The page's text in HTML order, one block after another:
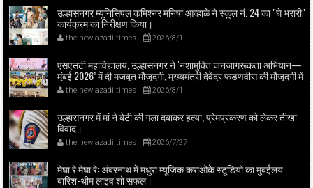
उल्हासनगर म्यूनिसिपल कमिश्नर मनिषा आव्हाळे ने स्कूल नं. 24 का "घे भरारी"
कार्यक्रम का निरीक्षण किया।
the new azadi times 2026/8/1
एसएसटी महाविद्यालय, उल्हासनगर ने ‘नशामुक्ति जनजागरूकता अभियान—
मुंबई 2026’ में दी मजबूत मौजूदगी, मुख्यमंत्री देवेंद्र फडणवीस की मौजूदगी में
मुंबई के एनएससीआई डोम में आयोजित शपथ ग्रहण समारोह का लाइव
प्रसारण उल्हासनगर में भी दिखाया गया; छात्रों ने प्रत्यक्ष व ऑनलाइन
हिस्सेदारी कर समाज में नशामुक्ति का संदेश फैलाया।
the new azadi times 2026/8/1
उल्हासनगर में मां ने बेटी की गला दबाकर हत्या, प्रेमप्रकरण को लेकर तीखा
विवाद।
the new azadi times 2026/7/27
मेघा रे मेघा रे: अंबरनाथ में मधुरा म्यूजिक कराओके स्टूडियो का मुंबईलय
बारिश-थीम लाइव शो सफल।